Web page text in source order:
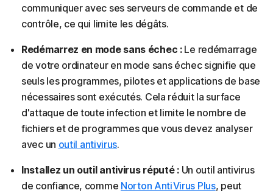
communiquer avec ses serveurs de commande et de
contrôle, ce qui limite les dégâts.
Redémarrez en mode sans échec :Le redémarrage
de votre ordinateur en mode sans échec signifie que
seuls les programmes, pilotes et applications de base
nécessaires sont exécutés. Cela réduit la surface
d'attaque de toute infection et limite le nombre de
fichiers et de programmes que vous devez analyser
avec un outil antivirus.
Installez un outil antivirus réputé : Un outil antivirus
de confiance, comme Norton AntiVirus Plus, peut